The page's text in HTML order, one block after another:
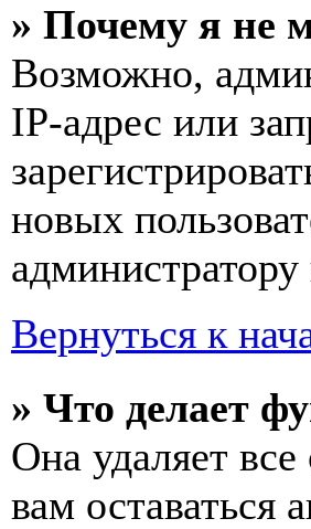
» Почему я не
Возможно,
IP-адрес или
новых
Вернуться к
» Что делает
Она удаляет
вам оставаться